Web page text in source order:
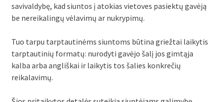
savivaldybę, kad siuntos į atokias vietoves pasiektų gavėją
be nereikalingų vėlavimų ar nukrypimų.
Tuo tarpu tarptautinėms siuntoms būtina griežtai laikytis
tarptautinių formatų: nurodyti gavėjo šalį jos gimtąja
kalba arba angliškai ir laikytis tos šalies konkrečių
reikalavimų.